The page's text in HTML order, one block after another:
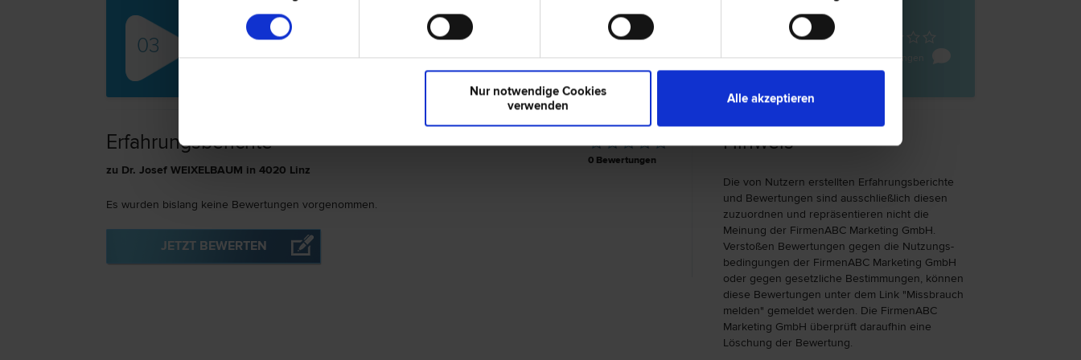
Nur notwendige Cookies
verwenden
Alle akzeptieren
03
Mag. Eliane HASENFUSS
Bürgerstraße 13 0 Bewertungen
0 Bewertungen
Erfahrungsberichte
zu Dr. Josef WEIXELBAUM in 4020 Linz
Es wurden bislang keine Bewertungen vorgenommen.
JETZT BEWERTEN
Hinweis
Die von Nutzern erstellten Erfahrungs­berichte
und Bewer­tungen sind ausschließlich diesen
zuzu­ord­nen und repräsen­tieren nicht die
Meinung der FirmenABC Marketing GmbH.
Verstoßen Bewer­tungen gegen die Nutzungs­
bedingungen der FirmenABC Marketing GmbH
oder gegen gesetzliche Bestim­mungen, können
diese Bewertungen unter dem Link "Miss­brauch
melden" gemeldet werden. Die FirmenABC
Marketing GmbH überprüft daraufhin eine
Löschung der Bewertung.